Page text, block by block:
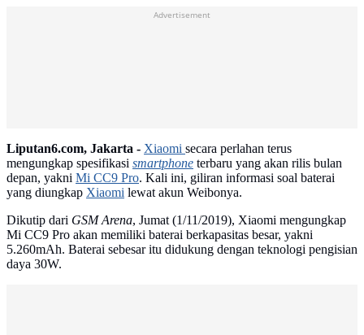
Advertisement
Liputan6.com, Jakarta - Xiaomi secara perlahan terus
mengungkap spesifikasi smartphone terbaru yang akan rilis bulan
depan, yakni Mi CC9 Pro. Kali ini, giliran informasi soal baterai
yang diungkap Xiaomi lewat akun Weibonya.
Dikutip dari GSM Arena, Jumat (1/11/2019), Xiaomi mengungkap
Mi CC9 Pro akan memiliki baterai berkapasitas besar, yakni
5.260mAh. Baterai sebesar itu didukung dengan teknologi pengisian
daya 30W.